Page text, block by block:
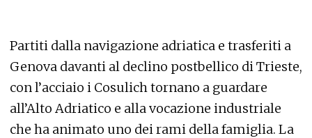
Partiti dalla navigazione adriatica e trasferiti a
Genova davanti al declino postbellico di Trieste,
con l’acciaio i Cosulich tornano a guardare
all’Alto Adriatico e alla vocazione industriale
che ha animato uno dei rami della famiglia. La